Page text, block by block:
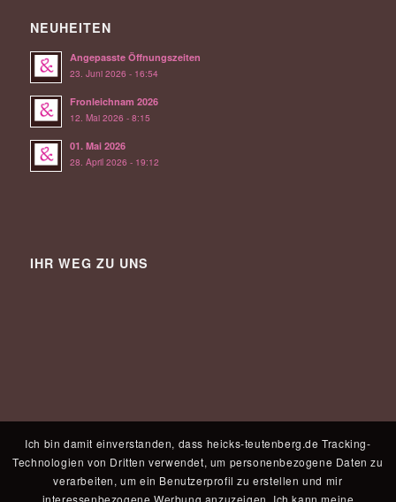
NEUHEITEN
Angepasste Öffnungszeiten
23. Juni 2026 - 16:54
Fronleichnam 2026
12. Mai 2026 - 8:15
01. Mai 2026
28. April 2026 - 19:12
IHR WEG ZU UNS
Ich bin damit einverstanden, dass heicks-teutenberg.de Tracking-
Technologien von Dritten verwendet, um personenbezogene Daten zu
verarbeiten, um ein Benutzerprofil zu erstellen und mir
interessenbezogene Werbung anzuzeigen. Ich kann meine